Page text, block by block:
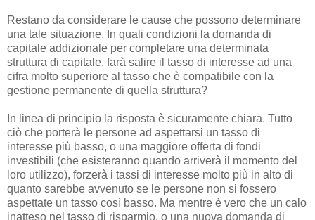
Restano da considerare le cause che possono determinare
una tale situazione. In quali condizioni la domanda di
capitale addizionale per completare una determinata
struttura di capitale, farà salire il tasso di interesse ad una
cifra molto superiore al tasso che è compatibile con la
gestione permanente di quella struttura?
In linea di principio la risposta è sicuramente chiara. Tutto
ciò che porterà le persone ad aspettarsi un tasso di
interesse più basso, o una maggiore offerta di fondi
investibili (che esisteranno quando arriverà il momento del
loro utilizzo), forzerà i tassi di interesse molto più in alto di
quanto sarebbe avvenuto se le persone non si fossero
aspettate un tasso così basso. Ma mentre è vero che un calo
inatteso nel tasso di risparmio, o una nuova domanda di